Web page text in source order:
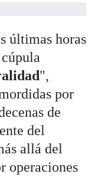
últimas horas
",
por
de
del
allá del
operaciones